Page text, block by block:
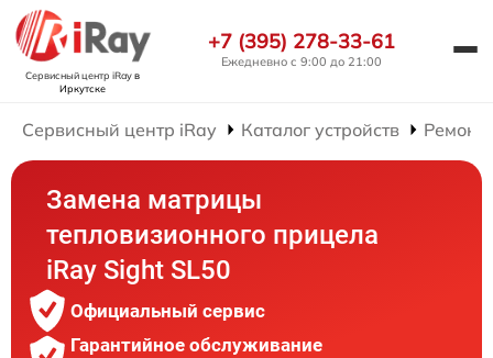
Сервисный центр iRayв
Иркутске
+7 (395) 278-33-61
Ежедневно с 9:00 до 21:00
Сервисный центр iRay Каталог устройств Ремонт
Замена матрицы
тепловизионного прицела
iRay Sight SL50
Официальный сервис
Гарантийное обслуживание